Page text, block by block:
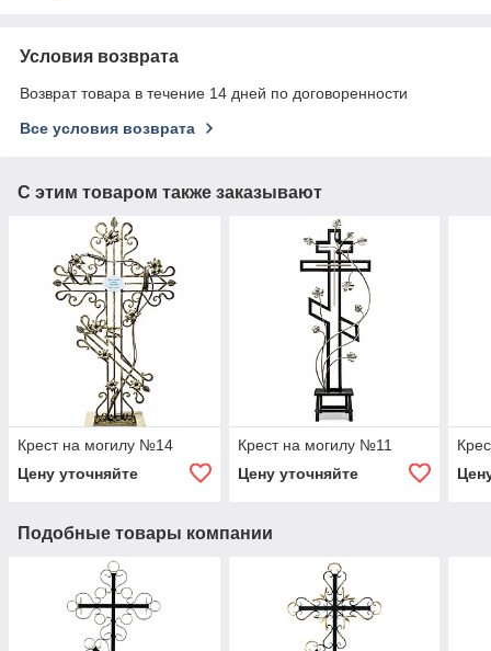
Условия возврата
Возврат товара в течение 14 дней по договоренности
Все условия возврата
С этим товаром также заказывают
Крест на могилу №14
Цену уточняйте
Крест на могилу №11
Цену уточняйте
Подобные товары компании